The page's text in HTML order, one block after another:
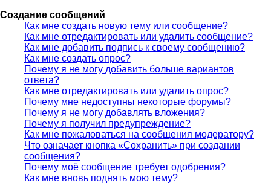
Создание сообщений
Как мне создать новую тему или сообщение?
Как мне отредактировать или удалить сообщение?
Как мне добавить подпись к своему сообщению?
Как мне создать опрос?
Почему я не могу добавить больше вариантов
ответа?
Как мне отредактировать или удалить опрос?
Почему мне недоступны некоторые форумы?
Почему я не могу добавлять вложения?
Почему я получил предупреждение?
Как мне пожаловаться на сообщения модератору?
Что означает кнопка «Сохранить» при создании
сообщения?
Почему моё сообщение требует одобрения?
Как мне вновь поднять мою тему?